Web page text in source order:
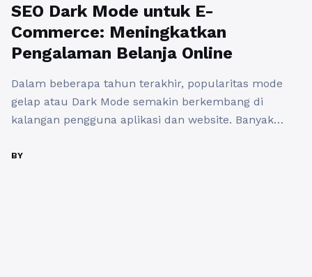
SEO Dark Mode untuk E-
Commerce: Meningkatkan
Pengalaman Belanja Online
Dalam beberapa tahun terakhir, popularitas mode
gelap atau Dark Mode semakin berkembang di
kalangan pengguna aplikasi dan website. Banyak
mengurangi kelelahan mata dan meningkatkan
BY